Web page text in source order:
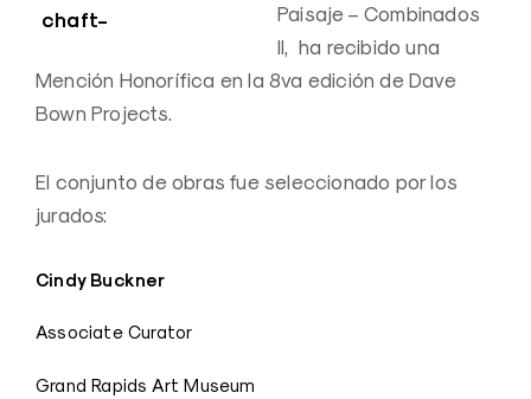
Paisaje – Combinados
II, ha recibido una
Mención Honorífica en la 8va edición de Dave
Bown Projects.
El conjunto de obras fue seleccionado por los
jurados:
Cindy Buckner
Associate Curator
Grand Rapids Art Museum